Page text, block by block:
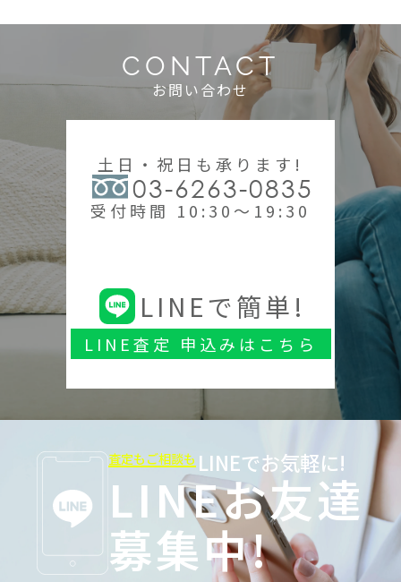
CONTACT
お問い合わせ
土日・祝日も承ります!
03-6263-0835
受付時間 10:30～19:30
LINEで簡単!
LINE査定 申込みはこちら
査定もご相談も LINEでお気軽に!
LINEお友達
募集中!